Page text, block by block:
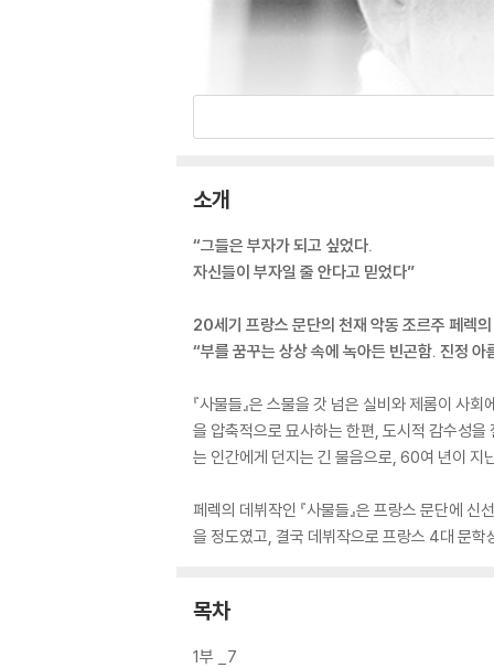
소개
“그들은 부자가 되고 싶었다.
자신들이 부자일 줄 안다고 믿었다”
20세기 프랑스 문단의 천재 악동 조르주 페렉
“부를 꿈꾸는 상상 속에 녹아든 빈곤함. 진정
『사물들』은 스물을 갓 넘은 실비와 제롬이 사
을 압축적으로 묘사하는 한편, 도시적 감수성
는 인간에게 던지는 긴 물음으로, 60여 년이 지
페렉의 데뷔작인 『사물들』은 프랑스 문단에
을 정도였고, 결국 데뷔작으로 프랑스 4대 문학
목차
1부 _7